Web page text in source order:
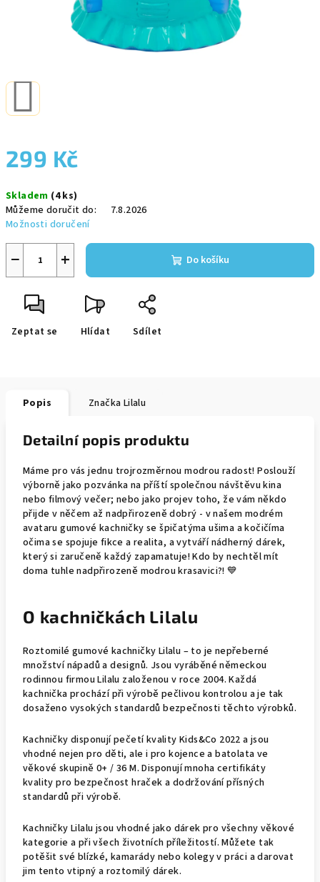
299 Kč
cena:
Skladem (4 ks)
Můžeme doručit do:
7.8.2026
Možnosti doručení
+
− Do košíku
Zeptat se Hlídat Sdílet
Popis Značka Lilalu
Detailní popis produktu
Máme pro vás jednu trojrozměrnou modrou radost! Poslouží
výborně jako pozvánka na příští společnou návštěvu kina
nebo filmový večer; nebo jako projev toho, že vám někdo
přijde v něčem až nadpřirozeně dobrý - v našem modrém
avataru gumové kachničky se špičatýma ušima a kočičíma
očima se spojuje fikce a realita, a vytváří nádherný dárek,
který si zaručeně každý zapamatuje! Kdo by nechtěl mít
doma tuhle nadpřirozeně modrou krasavici?! 💙
O kachničkách Lilalu
Roztomilé gumové kachničky Lilalu – to je nepřeberné
množství nápadů a designů. Jsou vyráběné německou
rodinnou firmou Lilalu založenou v roce 2004. Každá
kachnička prochází při výrobě pečlivou kontrolou a je tak
dosaženo vysokých standardů bezpečnosti těchto výrobků.
Kachničky disponují pečetí kvality Kids&Co 2022 a jsou
vhodné nejen pro děti, ale i pro kojence a batolata ve
věkové skupině 0+ / 36 M. Disponují mnoha certifikáty
kvality pro bezpečnost hraček a dodržování přísných
standardů při výrobě.
Kachničky Lilalu jsou vhodné jako dárek pro všechny věkové
kategorie a při všech životních příležitostí. Můžete tak
potěšit své blízké, kamarády nebo kolegy v práci a darovat
jim tento vtipný a roztomilý dárek.